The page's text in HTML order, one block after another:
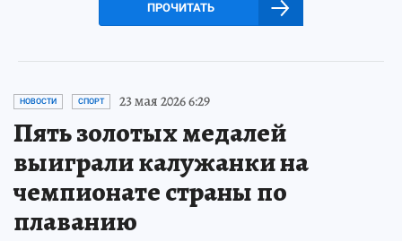
ПРОЧИТАТЬ
НОВОСТИ СПОРТ 23 мая 2026 6:29
Пять золотых медалей
выиграли калужанки на
чемпионате страны по
плаванию